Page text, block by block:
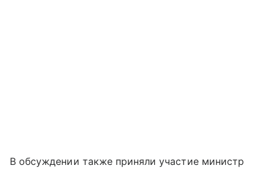
В обсуждении также приняли участие министр